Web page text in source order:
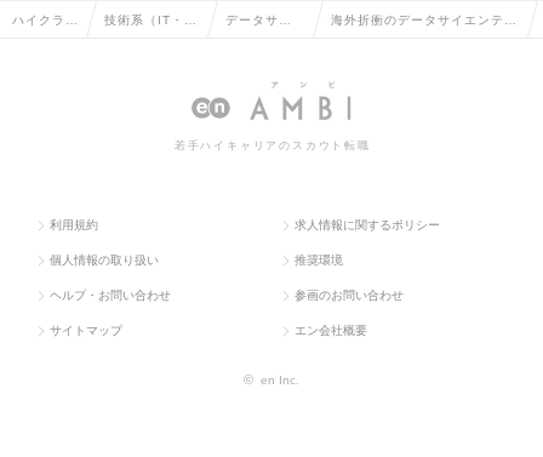
ハイクラス 技術系（IT・W データサイ
ト
海外折衝のデータサイエンティ
若手ハイキャリアのスカウト転職
利用規約 求人情報に関するポリシー
個人情報の取り扱い 推奨環境
ヘルプ・お問い合わせ 参画のお問い合わせ
サイトマップ エン会社概要
© en Inc.